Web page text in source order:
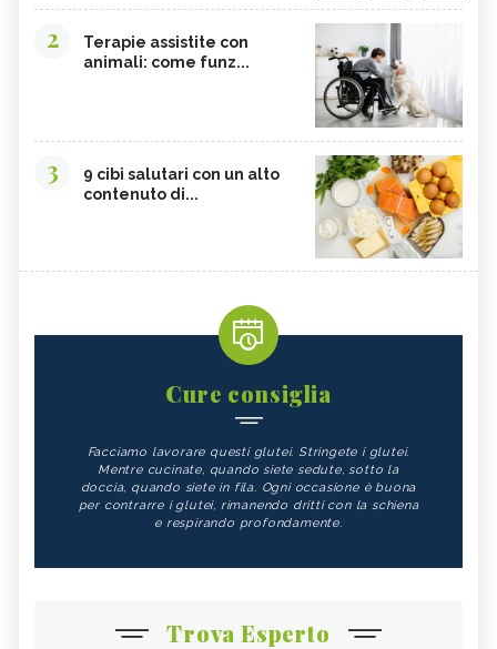
2
Terapie assistite con
animali: come funz...
3
9 cibi salutari con un alto
contenuto di...
Cure consiglia
Facciamo lavorare questi glutei. Stringete i glutei.
Mentre cucinate, quando siete sedute, sotto la
doccia, quando siete in fila. Ogni occasione è buona
per contrarre i glutei, rimanendo dritti con la schiena
e respirando profondamente.
Trova Esperto